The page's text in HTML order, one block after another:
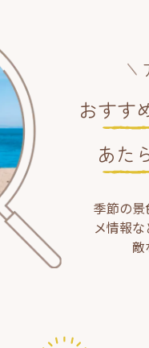
おすす
あた
季節の
メ情報
敵